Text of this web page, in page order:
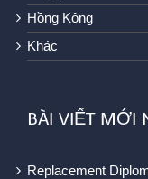
Hồng Kông
Khác
BÀI VIẾT MỚI
Replacement